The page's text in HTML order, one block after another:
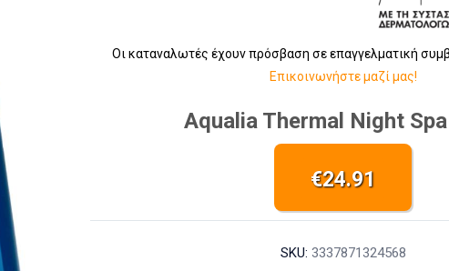
Οι καταναλωτές έχουν πρόσβαση σε επαγγελματική
Επικοινωνήστε μαζί μας!
Aqualia Thermal Night Spa
€24.91
SKU: 3337871324568